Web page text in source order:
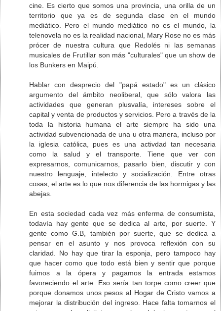
cine. Es cierto que somos una provincia, una orilla de un
territorio que ya es de segunda clase en el mundo
mediático. Pero el mundo mediático no es el mundo, la
telenovela no es la realidad nacional, Mary Rose no es más
prócer de nuestra cultura que Redolés ni las semanas
musicales de Frutillar son más "culturales" que un show de
los Bunkers en Maipú.
Hablar con desprecio del "papá estado" es un clásico
argumento del ámbito neoliberal, que sólo valora las
actividades que generan plusvalía, intereses sobre el
capital y venta de productos y servicios. Pero a través de la
toda la historia humana el arte siempre ha sido una
actividad subvencionada de una u otra manera, incluso por
la iglesia católica, pues es una activdad tan necesaria
como la salud y el transporte. Tiene que ver con
expresarnos, comunicarnos, pasarlo bien, discutir y con
nuestro lenguaje, intelecto y socialización. Entre otras
cosas, el arte es lo que nos diferencia de las hormigas y las
abejas.
En esta sociedad cada vez más enferma de consumista,
todavía hay gente que se dedica al arte, por suerte. Y
gente como G.B, también por suerte, que se dedica a
pensar en el asunto y nos provoca reflexión con su
claridad. No hay que tirar la esponja, pero tampoco hay
que hacer como que todo está bien y sentir que porque
fuimos a la ópera y pagamos la entrada estamos
favoreciendo el arte. Eso sería tan torpe como creer que
porque donamos unos pesos al Hogar de Cristo vamos a
mejorar la distribución del ingreso. Hace falta tomarnos el